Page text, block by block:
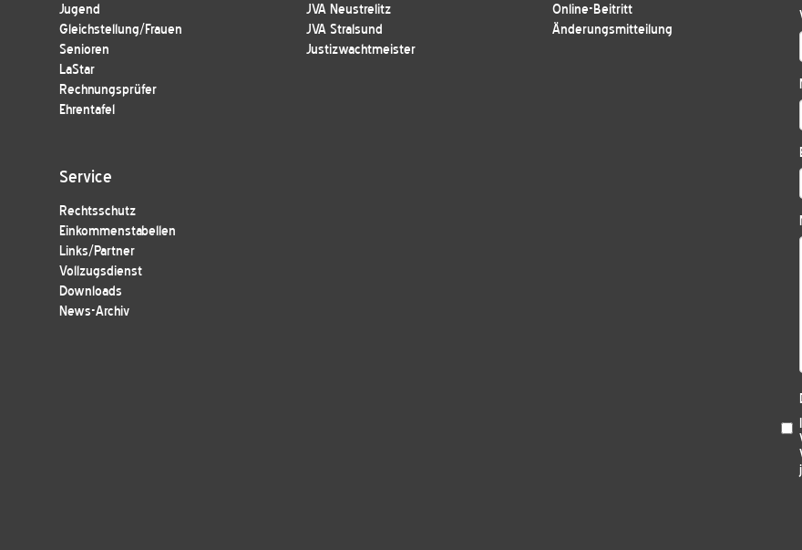
Jugend
Gleichstellung/Frauen
Senioren
LaStar
Rechnungsprüfer
Ehrentafel
JVA Neustrelitz
JVA Stralsund
Justizwachtmeister
Online-Beitritt
Änderungsmitteilung
Service
Rechtsschutz
Einkommenstabellen
Links/Partner
Vollzugsdienst
Downloads
News-Archiv